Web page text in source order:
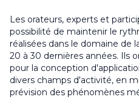
Les orateurs, experts et
possibilité de maintenir le
réalisées dans le domaine de
20 à 30 dernières années. Ils
pour la conception
divers champs d'activité, en
prévision des phénomènes